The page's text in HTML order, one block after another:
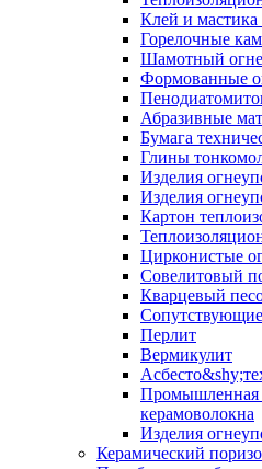
Клей и мастика
Горелочные
Шамотный
Формованные
Абразивные
Бумага
Глины
Изделия
Изделия
Картон
Цирконистые
Совелитовый
Кварцевый
Перлит
Вермикулит
Промышленная
керамоволокна
Изделия
Керамический